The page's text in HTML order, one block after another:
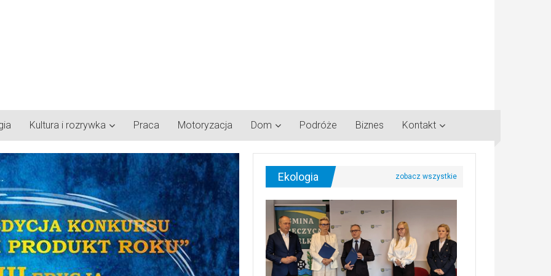
Kultura i rozrywka Praca Motoryzacja Dom Podróże Biznes Kontakt
Ekologia